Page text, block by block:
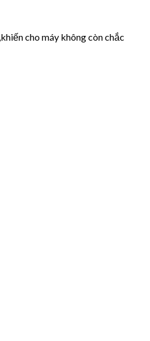
cho máy không còn chắc